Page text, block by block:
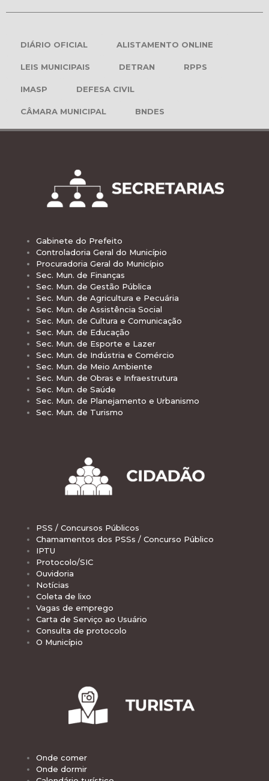
DIÁRIO OFICIAL ALISTAMENTO ONLINE
LEIS MUNICIPAIS DETRAN RPPS
IMASP DEFESA CIVIL
CÂMARA MUNICIPAL BNDES
Gabinete do Prefeito
Controladoria Geral do Município
Procuradoria Geral do Município
Sec. Mun. de Finanças
Sec. Mun. de Gestão Pública
Sec. Mun. de Agricultura e Pecuária
Sec. Mun. de Assistência Social
Sec. Mun. de Cultura e Comunicação
Sec. Mun. de Educação
Sec. Mun. de Esporte e Lazer
Sec. Mun. de Indústria e Comércio
Sec. Mun. de Meio Ambiente
Sec. Mun. de Obras e Infraestrutura
Sec. Mun. de Saúde
Sec. Mun. de Planejamento e Urbanismo
Sec. Mun. de Turismo
PSS / Concursos Públicos
Chamamentos dos PSSs / Concurso Público
IPTU
Protocolo/SIC
Ouvidoria
Notícias
Coleta de lixo
Vagas de emprego
Carta de Serviço ao Usuário
Consulta de protocolo
O Município
Onde comer
Onde dormir